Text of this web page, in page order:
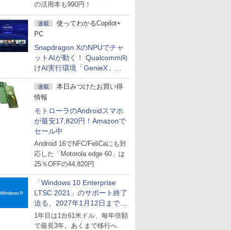
の活用本も990円！
連載
使ってわかるCopilot+
PC
Snapdragon XのNPUでチャ
ットAIが動く！ Qualcomm向
けAI実行環境「GenieX」を
試してみた
連載
本日みつけたお買い得
情報
モトローラのAndroidスマホ
が最安17,820円！Amazonで
セール中
Android 16でNFC/FeliCaにも対
応した「Motorola edge 60」は
25％OFFの44,820円
「Windows 10 Enterprise
LTSC 2021」のサポート終了
迫る、2027年1月12日まで
～ESUは9月1日から販売
1年目は1台61米ドル、毎年倍額
で最長3年。あくまで移行へ